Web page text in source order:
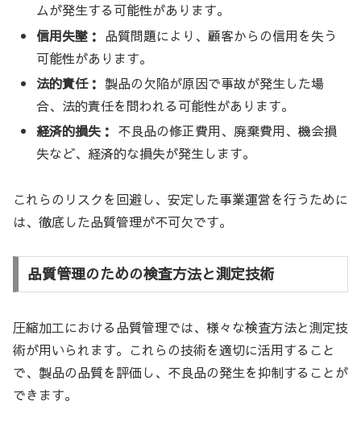
ムが発生する可能性があります。
信用失墜： 品質問題により、顧客からの信用を失う
可能性があります。
法的責任： 製品の欠陥が原因で事故が発生した場
合、法的責任を問われる可能性があります。
経済的損失： 不良品の修正費用、廃棄費用、機会損
失など、経済的な損失が発生します。
これらのリスクを回避し、安定した事業運営を行うために
は、徹底した品質管理が不可欠です。
品質管理のための検査方法と測定技術
圧縮加工における品質管理では、様々な検査方法と測定技
術が用いられます。これらの技術を適切に活用すること
で、製品の品質を評価し、不良品の発生を抑制することが
できます。